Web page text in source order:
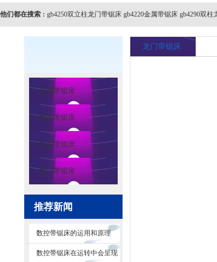
他们都在搜索 : gb4250双立柱龙门带锯床 gb4220金属带锯床 gb4290双柱
金属带锯床
数控带锯床
角度带锯床
龙门带锯床
推荐新闻
数控带锯床的运用和原理
数控带锯床在运转中会呈现
龙门带锯床